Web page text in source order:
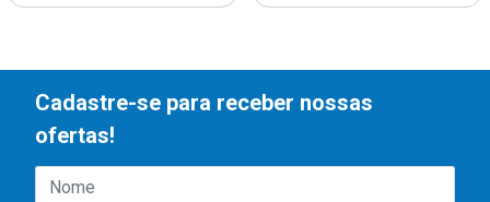
Cadastre-se para receber nossas
ofertas!